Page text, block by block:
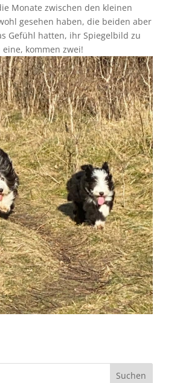
Monate zwischen den kleinen
gesehen haben, die beiden aber
Gefühl hatten, ihr Spiegelbild zu
kommen zwei!